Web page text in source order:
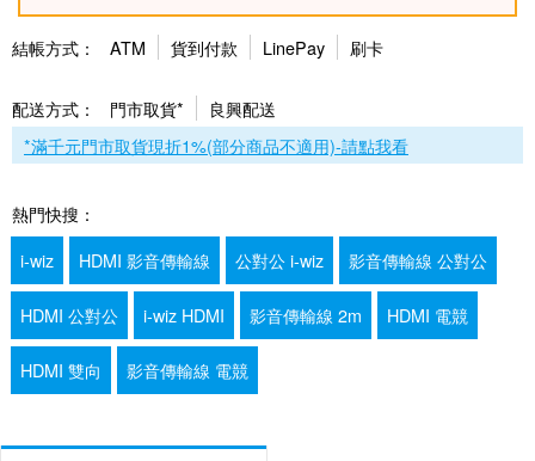
結帳方式： ATM 貨到付款 LinePay 刷卡
配送方式： 門市取貨*
良興配送
*滿千元門市取貨現折1%(部分商品不適用)-請點我看
熱門快搜：
i-wiz
HDMI 影音傳輸線 公對公 i-wiz 影音傳輸線 公對公
HDMI 公對公 i-wiz HDMI 影音傳輸線 2m HDMI 電競
HDMI 雙向 影音傳輸線 電競